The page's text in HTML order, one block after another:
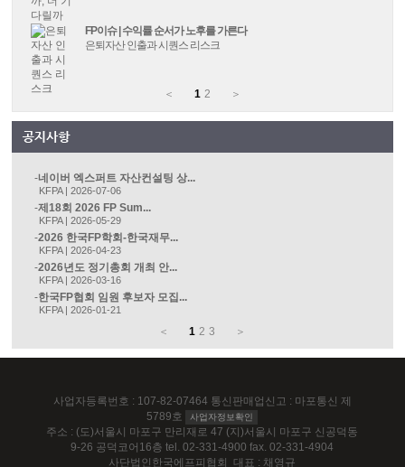
FP이슈 | 수익률 순서가 노후를 가른다
은퇴자산 인출과 시퀀스 리스크
＜ 1 2 ＞
네이버 엑스퍼트 자산컨설팅 상...
KFPA | 2026-07-06
제18회 2026 FP Sum...
KFPA | 2026-05-29
2026 한국FP학회-한국재무...
KFPA | 2026-04-23
2026년도 정기총회 개최 안...
KFPA | 2026-03-16
한국FP협회 임원 후보자 모집...
KFPA | 2026-01-21
＜ 1 2 3 ＞
사업자등록번호 : 107-82-07464 통신판매업신고 : 마포통신 제
5789호
사업자정보확인
주소 : (도)서울시 마포구 만리재로 47 (지)서울시 마포구 신공덕동
9-26 공덕코어16층 tel. 02-331-4900 fax. 02-331-4904
사단법인한국에프피협회 대표 : 채영규